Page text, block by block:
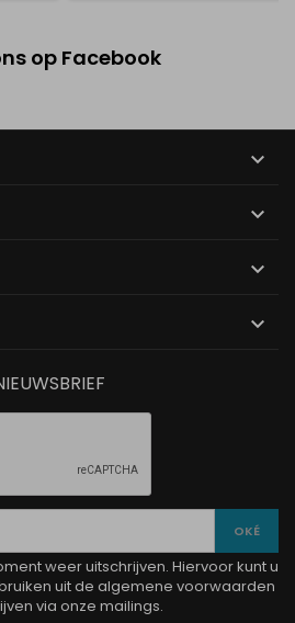
op Facebook




weer uitschrijven. Hiervoor kunt u
uit de algemene voorwaarden
via onze mailings.